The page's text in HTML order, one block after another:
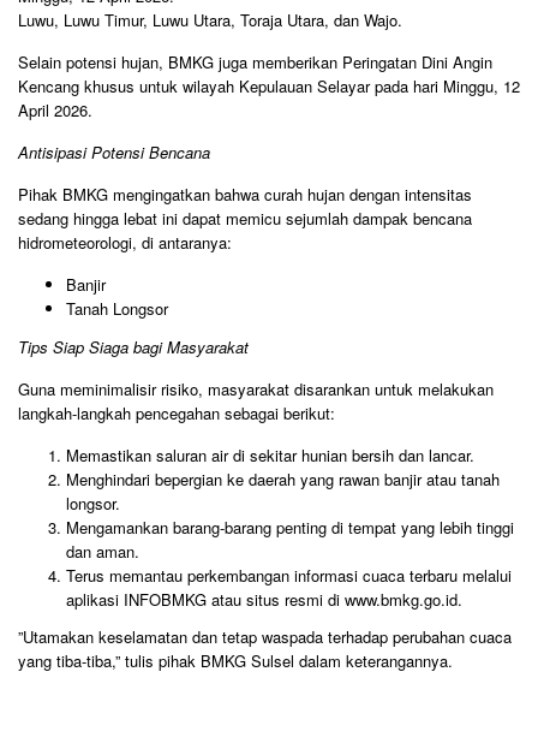
Luwu, Luwu Timur, Luwu Utara, Toraja Utara, dan Wajo.
​Selain potensi hujan, BMKG juga memberikan Peringatan Dini Angin
Kencang khusus untuk wilayah Kepulauan Selayar pada hari Minggu, 12
April 2026.
​Antisipasi Potensi Bencana
​Pihak BMKG mengingatkan bahwa curah hujan dengan intensitas
sedang hingga lebat ini dapat memicu sejumlah dampak bencana
hidrometeorologi, di antaranya:
​Banjir
​Tanah Longsor
​Tips Siap Siaga bagi Masyarakat
​Guna meminimalisir risiko, masyarakat disarankan untuk melakukan
langkah-langkah pencegahan sebagai berikut:
​Memastikan saluran air di sekitar hunian bersih dan lancar.
​Menghindari bepergian ke daerah yang rawan banjir atau tanah
longsor.
​Mengamankan barang-barang penting di tempat yang lebih tinggi
dan aman.
​Terus memantau perkembangan informasi cuaca terbaru melalui
aplikasi INFOBMKG atau situs resmi di www.bmkg.go.id.
​”Utamakan keselamatan dan tetap waspada terhadap perubahan cuaca
yang tiba-tiba,” tulis pihak BMKG Sulsel dalam keterangannya.